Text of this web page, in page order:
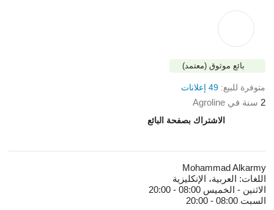
بائع موثوق (معتمد)
متوفرة للبيع: 49 إعلانات
2 سنة في Agroline
الاشتراك بصفحة البائع
Mohammad Alkarmy
اللغات: العربية، الإنكليزية
الاثنين - الخميس 08:00 - 20:00
السبت 08:00 - 20:00